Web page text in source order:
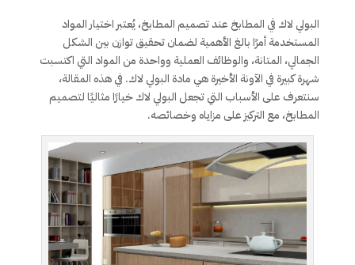
البولي لاك في المطابخ عند تصميم المطابخ، يُعتبر اختيار المواد
المستخدمة أمرًا بالغ الأهمية لضمان تحقيق توازن بين الشكل
الجمالي، المتانة، والوظائف العملية وواحدة من المواد التي اكتسبت
شهرة كبيرة في الآونة الأخيرة هي مادة البولي لاك. في هذه المقالة،
سنتعرف على الأسباب التي تجعل البولي لاك خيارًا مثاليًا لتصميم
المطابخ، مع التركيز على مزاياه وخصائصه.